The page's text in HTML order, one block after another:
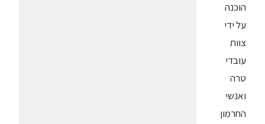
הוכנה
על ידי
צוות
עובדי
טרה
ואנשי
החרמון